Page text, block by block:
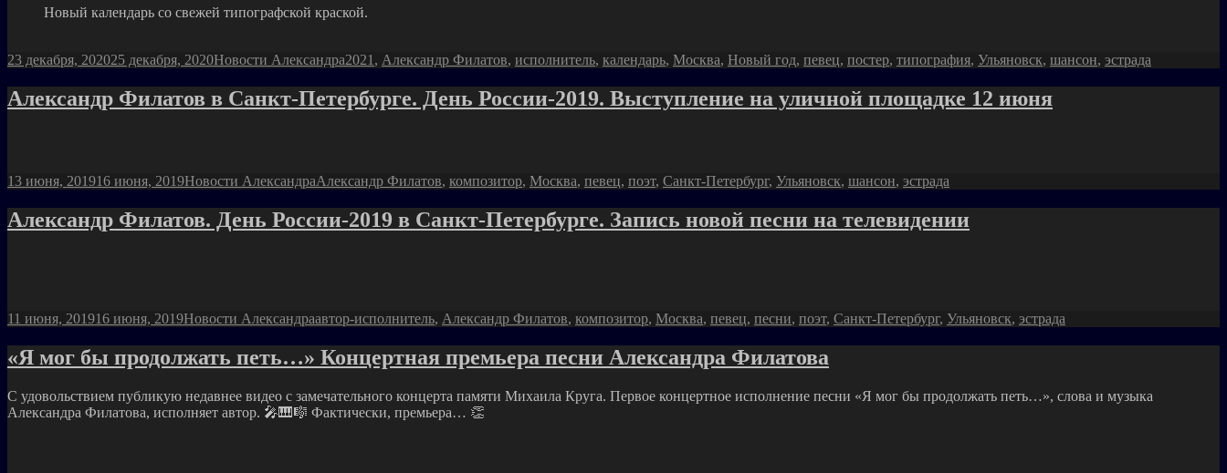
Новый календарь со свежей типографской краской.
Опубликовано
23 декабря, 202025 декабря, 2020Рубрики
Новости АлександраМетки
2021 , Александр Филатов, исполнитель, календарь, Москва, Новый год, певец, постер, типография, Ульяновск, шансон, эстрада
Александр Филатов в Санкт-Петербурге. День России-2019. Выступление на уличной площадке 12 июня
Опубликовано
13 июня, 201916 июня, 2019Рубрики
Новости АлександраМетки
Александр Филатов, композитор, Москва, певец, поэт, Санкт-Петербург, Ульяновск, шансон, эстрада
Александр Филатов. День России-2019 в Санкт-Петербурге. Запись новой песни на телевидении
Опубликовано
11 июня, 201916 июня, 2019Рубрики
Новости АлександраМетки
автор-исполнитель, Александр Филатов, композитор, Москва, певец, песни, поэт, Санкт-Петербург, Ульяновск, эстрада
«Я мог бы продолжать петь…» Концертная премьера песни Александра Филатова
С удовольствием публикую недавнее видео с замечательного концерта памяти Михаила Круга. Первое концертное исполнение песни «Я мог бы продолжать петь…», слова и музыка
Александра Филатова, исполняет автор. 🎤🎹🎼 Фактически, премьера… 👏